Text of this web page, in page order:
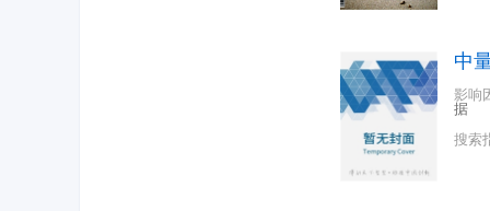
中
影响
据
搜索